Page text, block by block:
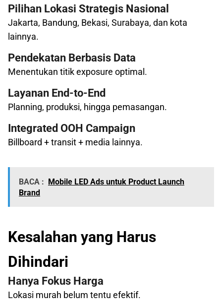
Pilihan Lokasi Strategis Nasional
Jakarta, Bandung, Bekasi, Surabaya, dan kota
lainnya.
Pendekatan Berbasis Data
Menentukan titik exposure optimal.
Layanan End-to-End
Planning, produksi, hingga pemasangan.
Integrated OOH Campaign
Billboard + transit + media lainnya.
BACA :
Mobile LED Ads untuk Product Launch
Brand
Kesalahan yang Harus
Dihindari
Hanya Fokus Harga
Lokasi murah belum tentu efektif.